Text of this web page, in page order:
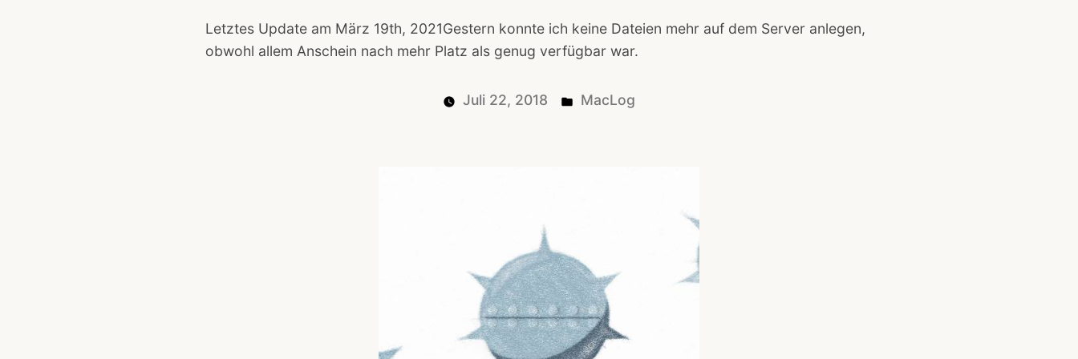
Letztes Update am März 19th, 2021Gestern konnte ich keine Dateien mehr auf dem Server anlegen,
obwohl allem Anschein nach mehr Platz als genug verfügbar war.
Juli 22, 2018
Posted
MacLog